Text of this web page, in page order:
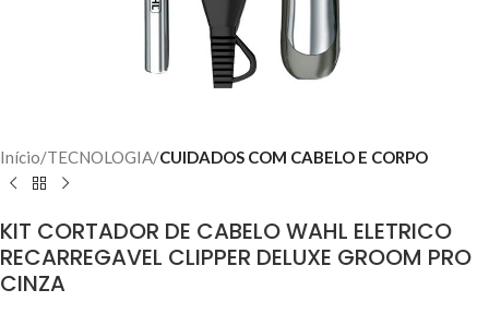
Início TECNOLOGIA CUIDADOS COM CABELO E CORPO
KIT CORTADOR DE CABELO WAHL ELETRICO
RECARREGAVEL CLIPPER DELUXE GROOM PRO
CINZA